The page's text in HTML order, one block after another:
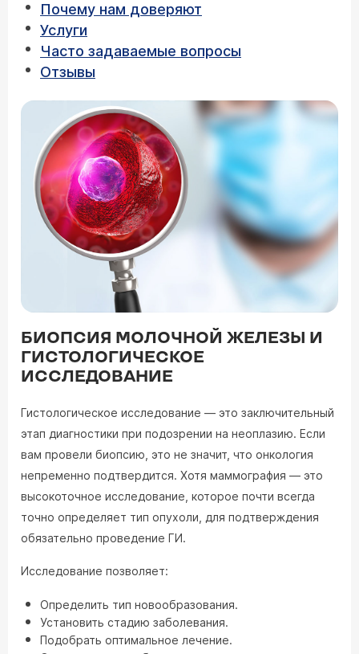
Почему нам доверяют
Услуги
Часто задаваемые вопросы
Отзывы
БИОПСИЯ МОЛОЧНОЙ ЖЕЛЕЗЫ И
ГИСТОЛОГИЧЕСКОЕ
ИССЛЕДОВАНИЕ
Гистологическое исследование — это заключительный
этап диагностики при подозрении на неоплазию. Если
вам провели биопсию, это не значит, что онкология
непременно подтвердится. Хотя маммография — это
высокоточное исследование, которое почти всегда
точно определяет тип опухоли, для подтверждения
обязательно проведение ГИ.
Исследование позволяет:
Определить тип новообразования.
Установить стадию заболевания.
Подобрать оптимальное лечение.